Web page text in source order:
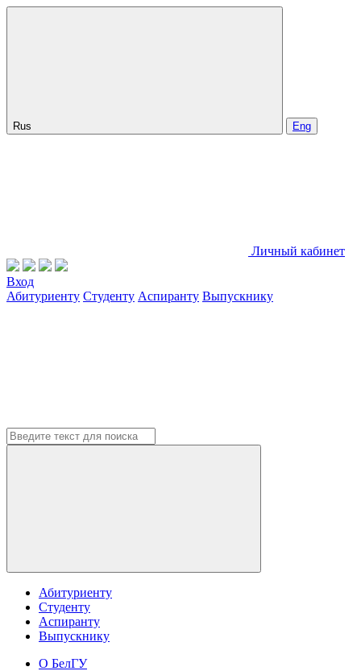
Rus Eng
Личный кабинет
Вход
Абитуриенту Студенту Аспиранту Выпускнику
Абитуриенту
Студенту
Аспиранту
Выпускнику
О БелГУ